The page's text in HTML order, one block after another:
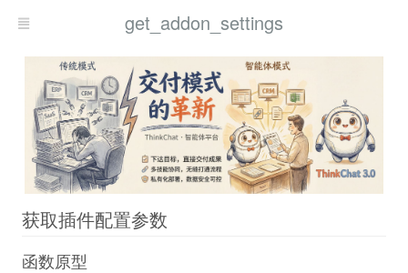
get_addon_settings
获取插件配置参数
函数原型